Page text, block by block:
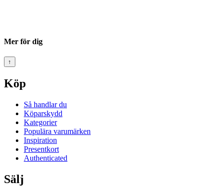
Mer för dig
↑
Köp
Så handlar du
Köparskydd
Kategorier
Populära varumärken
Inspiration
Presentkort
Authenticated
Sälj